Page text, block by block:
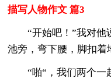
描写人物作文 篇3
“开始吧！”我对他
池旁，弯下腰，脚扣着
“啪“，我们两个一